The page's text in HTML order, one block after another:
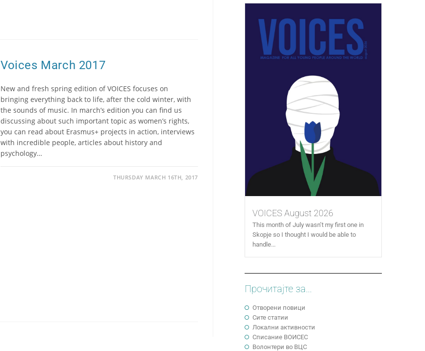
Voices March 2017
New and fresh spring edition of VOICES focuses on
bringing everything back to life, after the cold winter, with
the sounds of music. In march’s edition you can find us
discussing about such important topic as women’s rights,
you can read about Erasmus+ projects in action, interviews
with incredible people, articles about history and
psychology…
THURSDAY MARCH 16TH, 2017
VOICES August 2026
This month of July wasn’t my first one in
Skopje so I thought I would be able to
handle...
Прочитајте за...
Отворени повици
Сите статии
Локални активности
Cписание ВОИСЕС
Волонтери во ВЦС